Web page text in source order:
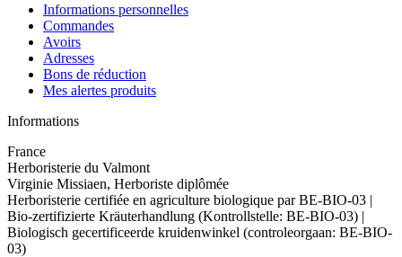
Informations personnelles
Commandes
Avoirs
Adresses
Bons de réduction
Mes alertes produits
Informations
France
Herboristerie du Valmont
Virginie Missiaen, Herboriste diplômée
Herboristerie certifiée en agriculture biologique par BE-BIO-03 |
Bio-zertifizierte Kräuterhandlung (Kontrollstelle: BE-BIO-03) |
Biologisch gecertificeerde kruidenwinkel (controleorgaan: BE-BIO-
03)